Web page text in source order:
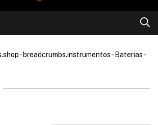
- breadcrumbs.instrumentos- Baterias-